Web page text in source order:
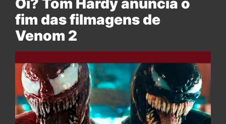
Oi? Tom Hardy anuncia o
fim das filmagens de
Venom 2